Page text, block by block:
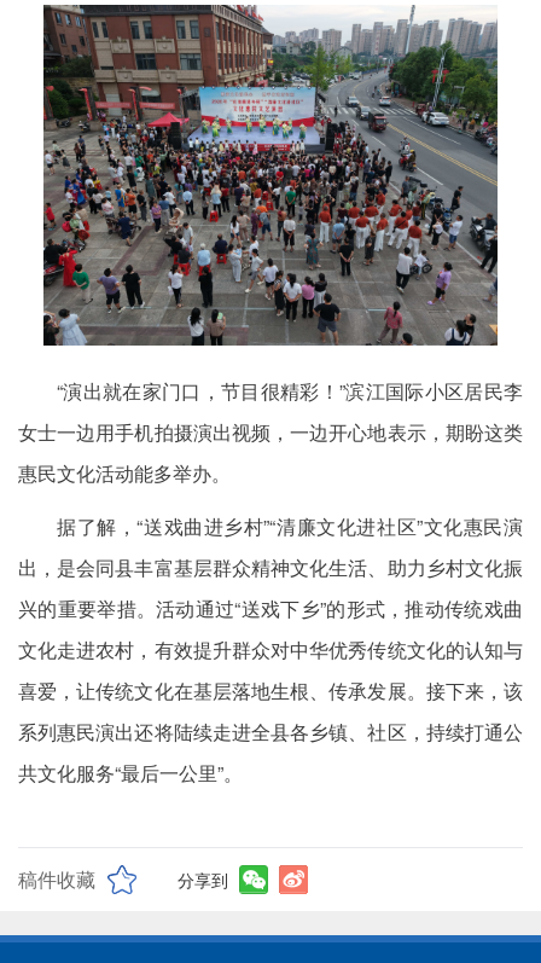
“演出就在家门口，节目很精彩！”滨江国际小区居民李
女士一边用手机拍摄演出视频，一边开心地表示，期盼这类
惠民文化活动能多举办。
据了解，“送戏曲进乡村”“清廉文化进社区”文化惠民演
出，是会同县丰富基层群众精神文化生活、助力乡村文化振
兴的重要举措。活动通过“送戏下乡”的形式，推动传统戏曲
文化走进农村，有效提升群众对中华优秀传统文化的认知与
喜爱，让传统文化在基层落地生根、传承发展。接下来，该
系列惠民演出还将陆续走进全县各乡镇、社区，持续打通公
共文化服务“最后一公里”。
稿件收藏 分享到